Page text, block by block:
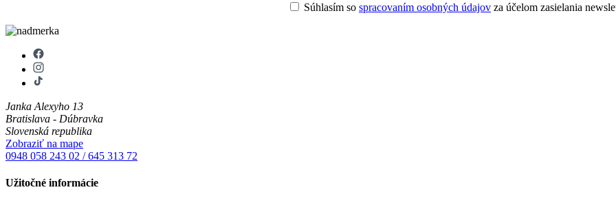
Súhlasím so spracovaním osobných údajov za účelom zasielania
Janka Alexyho 13
Bratislava - Dúbravka
Slovenská republika
Zobraziť na mape
0948 058 243 02 / 645 313 72
Užitočné informácie